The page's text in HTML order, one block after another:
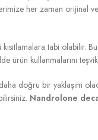
her zaman orijinal
tabi olabilir.
ürün kullanmalarını
doğru bir yaklaşım
Nandrolone